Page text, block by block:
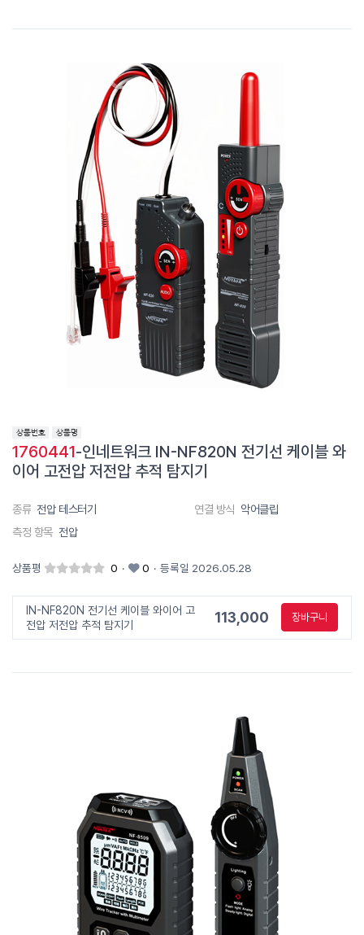
1760441-인네트워크 IN-NF820N 전기선 케이블 와
이어 고전압 저전압 추적 탐지기
종류 전압 테스터기 연결 방식 악어클립
측정 항목 전압
상품평 0 · 0 · 등록일 2026.05.28
IN-NF820N 전기선 케이블 와이어 고
전압 저전압 추적 탐지기
113,000 장바구니